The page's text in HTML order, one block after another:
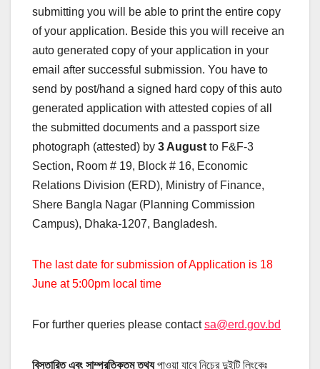
submitting you will be able to print the entire copy
of your application. Beside this you will receive an
auto generated copy of your application in your
email after successful submission. You have to
send by post/hand a signed hard copy of this auto
generated application with attested copies of all
the submitted documents and a passport size
photograph (attested) by 3 August to F&F-3
Section, Room # 19, Block # 16, Economic
Relations Division (ERD), Ministry of Finance,
Shere Bangla Nagar (Planning Commission
Campus), Dhaka-1207, Bangladesh.
The last date for submission of Application is 18
June at 5:00pm local time
For further queries please contactsa@erd.gov.bd
বিস্তারিত এবং সাম্প্রতিকতম তথ্যপাওয়া যাবে নিচের দুইটি লিংকেঃ